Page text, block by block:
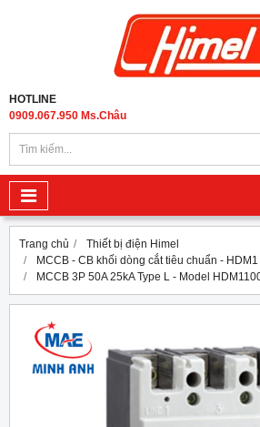
HOTLINE
0909.067.950 Ms.Châu
Trang chủ
Thiết bị điện Himel
MCCB - CB khối dòng cắt tiêu chuẩn - HDM1
MCCB 3P 50A 25kA Type L - Model